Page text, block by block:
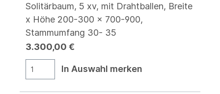
Solitärbaum, 5 xv, mit Drahtballen, Breite
x Höhe 200-300 x 700-900,
Stammumfang 30- 35
3.300,00 €
In Auswahl merken